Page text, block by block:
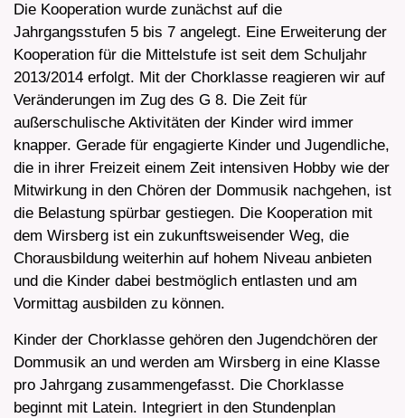
Die Kooperation wurde zunächst auf die
Jahrgangsstufen 5 bis 7 angelegt. Eine Erweiterung der
Kooperation für die Mittelstufe ist seit dem Schuljahr
2013/2014 erfolgt. Mit der Chorklasse reagieren wir auf
Veränderungen im Zug des G 8. Die Zeit für
außerschulische Aktivitäten der Kinder wird immer
knapper. Gerade für engagierte Kinder und Jugendliche,
die in ihrer Freizeit einem Zeit intensiven Hobby wie der
Mitwirkung in den Chören der Dommusik nachgehen, ist
die Belastung spürbar gestiegen. Die Kooperation mit
dem Wirsberg ist ein zukunftsweisender Weg, die
Chorausbildung weiterhin auf hohem Niveau anbieten
und die Kinder dabei bestmöglich entlasten und am
Vormittag ausbilden zu können.
Kinder der Chorklasse gehören den Jugendchören der
Dommusik an und werden am Wirsberg in eine Klasse
pro Jahrgang zusammengefasst. Die Chorklasse
beginnt mit Latein. Integriert in den Stundenplan